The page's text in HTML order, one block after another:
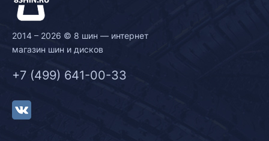
2014 – 2026 © 8 шин — интернет
магазин шин и дисков
+7 (499) 641-00-33